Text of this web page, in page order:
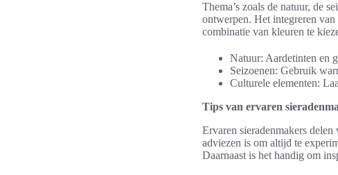
Thema’s zoals de natuur, de
ontwerpen. Het integreren van
combinatie van kleuren te
Natuur: Aardetinten en
Seizoenen: Gebruik
Culturele elementen:
Tips van ervaren
Ervaren sieradenmakers
adviezen is om altijd te
Daarnaast is het handig om